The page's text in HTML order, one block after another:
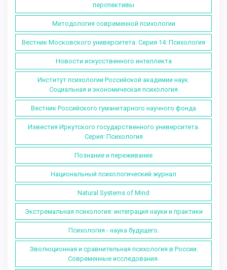
перспективы
Методология современной психологии
Вестник Московского университета. Серия 14: Психология
Новости искусственного интеллекта
Институт психологии Российской академии наук.
Социальная и экономическая психология
Вестник Российского гуманитарного научного фонда
Известия Иркутского государственного университета.
Серия: Психология
Познание и переживание
Национальный психологический журнал
Natural Systems of Mind
Экстремальная психология: интеграция науки и практики
Психология - наука будущего.
Эволюционная и сравнительная психология в России:
Современные исследования.